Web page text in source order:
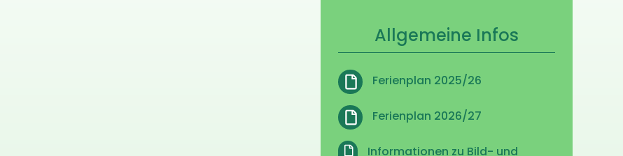
Allgemeine Infos
Ferienplan 2025/26
Ferienplan 2026/27
Informationen zu Bild- und